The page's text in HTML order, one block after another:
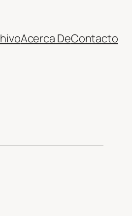
Acerca DeContacto